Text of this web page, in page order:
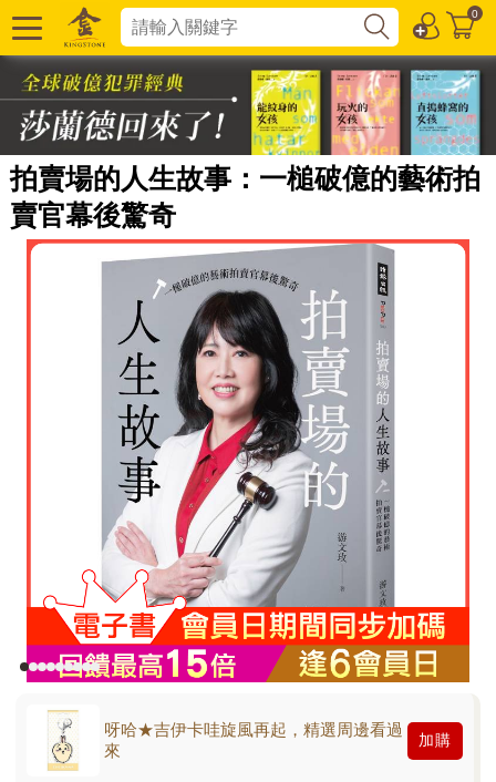
0
拍賣場的人生故事：一槌破億的藝術拍
賣官幕後驚奇
呀哈★吉伊卡哇旋風再起，精選周邊看過
來
加購